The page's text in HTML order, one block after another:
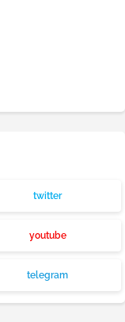
twitter
youtube
telegram